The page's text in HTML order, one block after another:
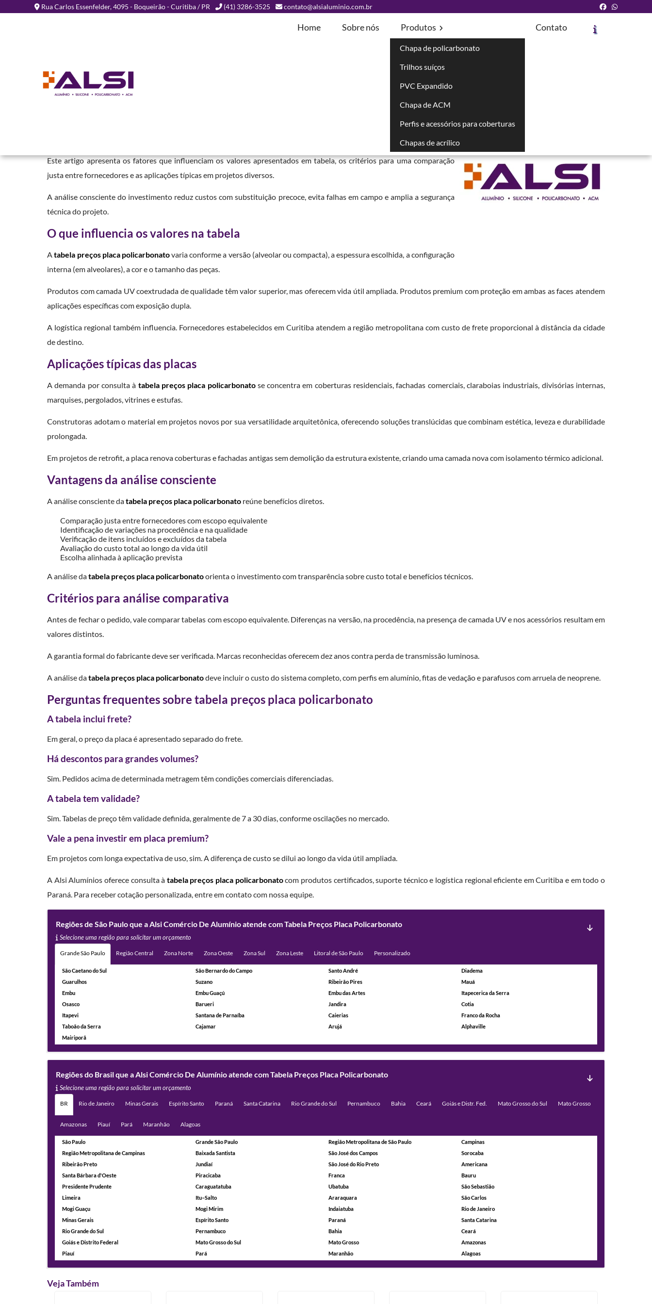
Rua Carlos Essenfelder, 4095 - Boqueirão - Curitiba / PR (41) 3286-3525 contato@alsialuminio.com.br
Home Sobre nós Produtos
Chapa de policarbonato
Trilhos suíços
PVC Expandido
Chapa de ACM
Perfis e acessórios para coberturas
Chapas de acrílico
Contato
Tabela Preços Placa Policarbonato
Home»Informações»Tabela Preços Placa Policarbonato
envolve mais do que comparar valores por metro quadrado. O custo total
depende da versão (alveolar ou compacta), da espessura, da cor, das dimensões e da logística para a cidade de entrega.
Este artigo apresenta os fatores que influenciam os valores apresentados em tabela, os critérios para uma comparação
justa entre fornecedores e as aplicações típicas em projetos diversos.
A análise consciente do investimento reduz custos com substituição precoce, evita falhas em campo e amplia a segurança
técnica do projeto.
O que influencia os valores na tabela
Atabela preços placa policarbonatovaria conforme a versão (alveolar ou compacta), a espessura escolhida, a configuração
interna (em alveolares), a cor e o tamanho das peças.
Produtos com camada UV coextrudada de qualidade têm valor superior, mas oferecem vida útil ampliada. Produtos premium com proteção em ambas as faces atendem
aplicações específicas com exposição dupla.
A logística regional também influencia. Fornecedores estabelecidos em Curitiba atendem a região metropolitana com custo de frete proporcional à distância da cidade
de destino.
Aplicações típicas das placas
A demanda por consulta à tabela preços placa policarbonatose concentra em coberturas residenciais, fachadas comerciais, claraboias industriais, divisórias internas,
marquises, pergolados, vitrines e estufas.
Construtoras adotam o material em projetos novos por sua versatilidade arquitetônica, oferecendo soluções translúcidas que combinam estética, leveza e durabilidade
prolongada.
Em projetos de retrofit, a placa renova coberturas e fachadas antigas sem demolição da estrutura existente, criando uma camada nova com isolamento térmico adicional.
Vantagens da análise consciente
A análise consciente databela preços placa policarbonato reúne benefícios diretos.
Comparação justa entre fornecedores com escopo equivalente
Identificação de variações na procedência e na qualidade
Verificação de itens incluídos e excluídos da tabela
Avaliação do custo total ao longo da vida útil
Escolha alinhada à aplicação prevista
A análise databela preços placa policarbonatoorienta o investimento com transparência sobre custo total e benefícios técnicos.
Critérios para análise comparativa
Antes de fechar o pedido, vale comparar tabelas com escopo equivalente. Diferenças na versão, na procedência, na presença de camada UV e nos acessórios resultam em
valores distintos.
A garantia formal do fabricante deve ser verificada. Marcas reconhecidas oferecem dez anos contra perda de transmissão luminosa.
A análise databela preços placa policarbonatodeve incluir o custo do sistema completo, com perfis em alumínio, fitas de vedação e parafusos com arruela de neoprene.
Perguntas frequentes sobre tabela preços placa policarbonato
A tabela inclui frete?
Em geral, o preço da placa é apresentado separado do frete.
Há descontos para grandes volumes?
Sim. Pedidos acima de determinada metragem têm condições comerciais diferenciadas.
A tabela tem validade?
Sim. Tabelas de preço têm validade definida, geralmente de 7 a 30 dias, conforme oscilações no mercado.
Vale a pena investir em placa premium?
Em projetos com longa expectativa de uso, sim. A diferença de custo se dilui ao longo da vida útil ampliada.
A Alsi Alumínios oferece consulta à tabela preços placa policarbonatocom produtos certificados, suporte técnico e logística regional eficiente em Curitiba e em todo o
Paraná. Para receber cotação personalizada, entre em contato com nossa equipe.
Regiões de São Paulo que a Alsi Comércio De Alumínio atende com Tabela Preços Placa Policarbonato
Selecione uma região para solicitar um orçamento
Grande São Paulo Região Central Zona Norte Zona Oeste Zona Sul Zona Leste Litoral de São Paulo Personalizado
São Caetano do Sul São Bernardo do Campo Santo André
Diadema
Guarulhos
Suzano Ribeirão Pires
Mauá
Embu
Embu Guaçú Embu das Artes
Itapecerica da Serra
Osasco
Barueri Jandira
Cotia
Itapevi
Santana de Parnaíba Caierias
Franco da Rocha
Taboão da Serra
Cajamar Arujá
Alphaville
Mairiporã
Regiões do Brasil que a Alsi Comércio De Alumínio atende com Tabela Preços Placa Policarbonato
Selecione uma região para solicitar um orçamento
BR Rio de Janeiro Minas Gerais Espírito Santo Paraná Santa Catarina Rio Grande do Sul Pernambuco Bahia Ceará Goiás e Distr. Fed. Mato Grosso do Sul Mato Grosso
Amazonas Piauí Pará Maranhão Alagoas
São Paulo Grande São Paulo Região Metropolitana de São Paulo
Campinas
Região Metropolitana de Campinas
Baixada Santista São José dos Campos
Sorocaba
Ribeirão Preto
Jundiaí São José do Rio Preto
Americana
Santa Bárbara d'Oeste
Piracicaba Franca
Bauru
Presidente Prudente
Caraguatatuba Ubatuba
São Sebastião
Limeira
Itu–Salto Araraquara
São Carlos
Mogi Guaçu
Mogi Mirim Indaiatuba
Rio de Janeiro
Minas Gerais
Espírito Santo Paraná
Santa Catarina
Rio Grande do Sul
Pernambuco Bahia
Ceará
Goiás e Distrito Federal
Mato Grosso do Sul Mato Grosso
Amazonas
Piauí
Pará Maranhão Alagoas
Veja Também